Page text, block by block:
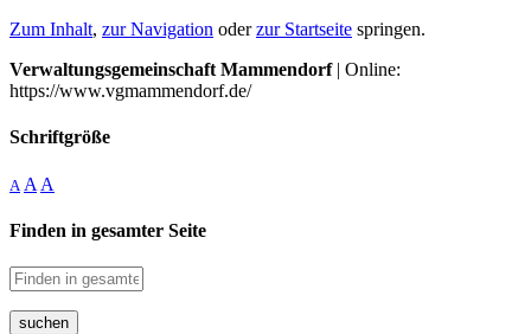
Zum Inhalt, zur Navigation oderzur Startseite springen.
Verwaltungsgemeinschaft Mammendorf| Online:
https://www.vgmammendorf.de/
Schriftgröße
A A A
Finden in gesamter Seite
suchen